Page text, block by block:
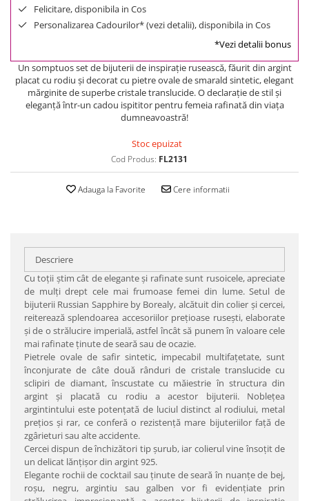
Felicitare, disponibila in Cos
Personalizarea Cadourilor* (vezi detalii), disponibila in Cos
*Vezi detalii bonus
Un somptuos set de bijuterii de inspiraţie rusească, făurit din argint
placat cu rodiu şi decorat cu pietre ovale de smarald sintetic, elegant
mărginite de superbe cristale translucide. O declaraţie de stil şi
eleganţă într-un cadou ispititor pentru femeia rafinată din viaţa
dumneavoastră!
Stoc epuizat
Cod Produs: FL2131
Adauga la Favorite Cere informatii
Descriere
Cu toţii ştim cât de elegante şi rafinate sunt rusoicele, apreciate
de mulţi drept cele mai frumoase femei din lume. Setul de
bijuterii Russian Sapphire by Borealy, alcătuit din colier şi cercei,
reiterează splendoarea accesoriilor preţioase ruseşti, elaborate
şi de o strălucire imperială, astfel încât să punem în valoare cele
mai rafinate ţinute de seară sau de ocazie.
Pietrele ovale de safir sintetic, impecabil multifaţetate, sunt
înconjurate de câte două rânduri de cristale translucide cu
sclipiri de diamant, înscustate cu măiestrie în structura din
argint şi placată cu rodiu a acestor bijuterii. Nobleţea
argintintului este potenţată de luciul distinct al rodiului, metal
preţios şi rar, ce conferă o rezistenţă mare bijuteriilor faţă de
zgârieturi sau alte accidente.
Cercei dispun de închizători tip şurub, iar colierul vine însoţit de
un delicat lănţişor din argint 925.
Elegante rochii de cocktail sau ţinute de seară în nuanţe de bej,
roşu, negru, argintiu sau galben vor fi evidenţiate prin